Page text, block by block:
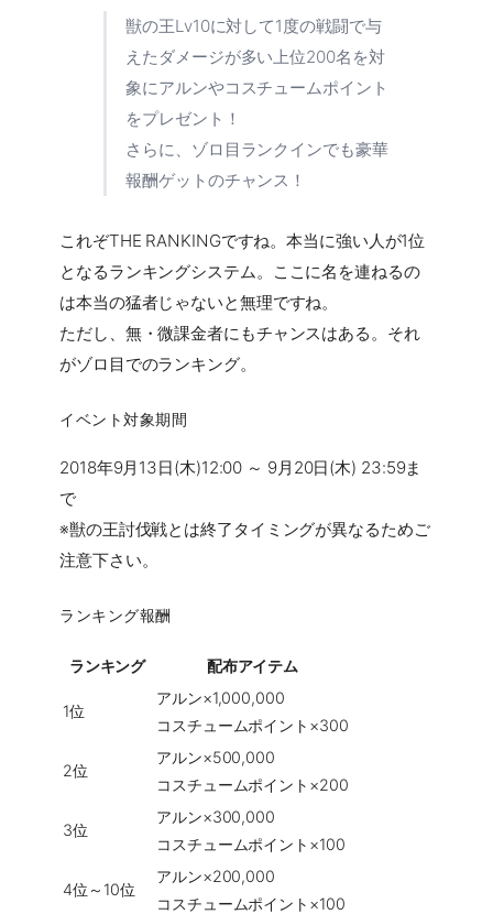
獣の王Lv10に対して1度の戦闘で与
えたダメージが多い上位200名を対
象にアルンやコスチュームポイント
をプレゼント！
さらに、ゾロ目ランクインでも豪華
報酬ゲットのチャンス！
これぞTHE RANKINGですね。本当に強い人が1位
となるランキングシステム。ここに名を連ねるの
は本当の猛者じゃないと無理ですね。
ただし、無・微課金者にもチャンスはある。それ
がゾロ目でのランキング。
イベント対象期間
2018年9月13日(木)12:00 ～ 9月20日(木) 23:59ま
で
※獣の王討伐戦とは終了タイミングが異なるためご
注意下さい。
ランキング報酬
ランキング 配布アイテム
1位
アルン×1,000,000
コスチュームポイント×300
2位
アルン×500,000
コスチュームポイント×200
3位
アルン×300,000
コスチュームポイント×100
4位～10位
アルン×200,000
コスチュームポイント×100